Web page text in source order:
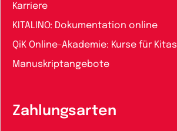
Karriere
KITALINO: Dokumentation online
QiK Online-Akademie: Kurse für Kitas
Manuskriptangebote
Zahlungsarten